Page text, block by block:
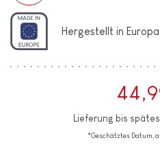
Hergestellt in Europa
Lieferung bis
*Geschätztes Datum,